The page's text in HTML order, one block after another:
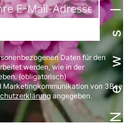
Daten für den
werden, wie in der
(obligatorisch)
Marketingkommunikation von 3Bee
angegeben.